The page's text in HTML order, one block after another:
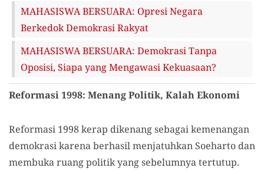
MAHASISWA BERSUARA: Opresi Negara
Berkedok Demokrasi Rakyat
MAHASISWA BERSUARA: Demokrasi Tanpa
Oposisi, Siapa yang Mengawasi Kekuasaan?
Reformasi 1998: Menang Politik, Kalah Ekonomi
Reformasi 1998 kerap dikenang sebagai kemenangan
demokrasi karena berhasil menjatuhkan Soeharto dan
membuka ruang politik yang sebelumnya tertutup.